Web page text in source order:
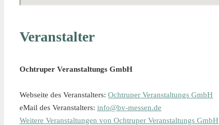
Veranstalter
Ochtruper Veranstaltungs GmbH
Webseite des Veranstalters: Ochtruper Veranstaltungs GmbH
eMail des Veranstalters: info@bv-messen.de
Weitere Veranstaltungen von Ochtruper Veranstaltungs GmbH